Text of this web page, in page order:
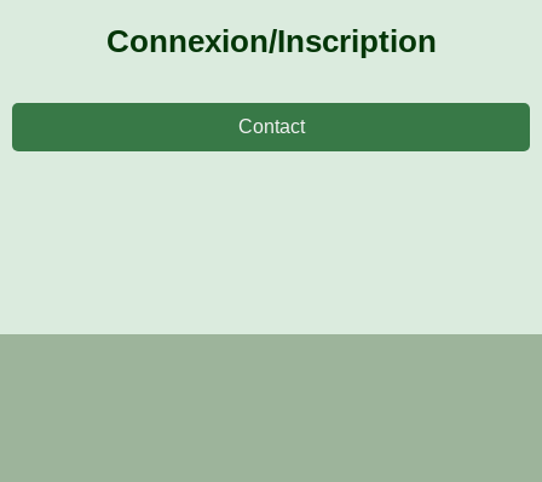
Connexion/Inscription
Contact